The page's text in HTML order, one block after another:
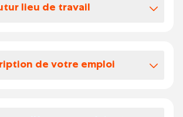
lieu de travail
font partie du quotidien.
de votre emploi